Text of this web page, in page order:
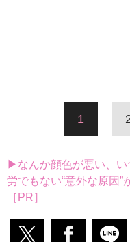
1
▶なんか顔色が悪い、
労でもない“意外な原因”
［PR］